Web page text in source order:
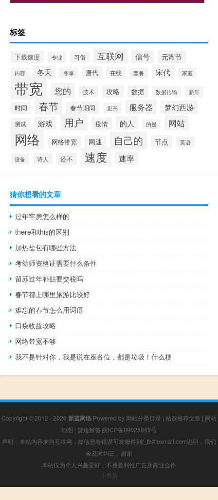
标签
下载速度 专业 习俗 互联网 信号 元宵节
内容 冬天 冬季 唐代 在线 套餐 宋代 家庭
带宽 您的 技术 攻略 数据 数据传输 新年
时间 春节 春节期间 更高 服务器 梦幻西游
测试 游戏 用户 疫情 的人 的是 网站
网络 网络带宽 网速 自己的 节点 英语
设备 诗人 还不 速度 速率
猜你想看的文章
过年牢房怎么样的
there和this的区别
加热盐包有哪些方法
考幼师资格证需要什么条件
留苏过年补贴要交税吗
春节都上哪里旅游比较好
难忘的春节怎么用词语
口袋收益攻略
网络带宽不够
我不是针对你，我是说在座各位，都是垃圾！什么梗
Copyright © 2012 - 2026 新蓝网络 Powered by 网站分类目录 | 精选推荐文章 | 网站
地图 | 疑难解答 皖ICP备09025849号
声明：本站内容来自互联网，如信息有错误可发邮件到f_fb#foxmail.com说明，我们
会及时纠正，谢谢
本站仅为个人兴趣爱好，不接盈利性广告及商业合作
小男孩